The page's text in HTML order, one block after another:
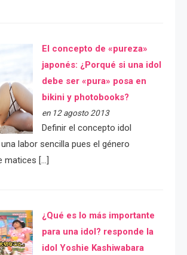
El concepto de «pureza»
japonés: ¿Porqué si una idol
debe ser «pura» posa en
bikini y photobooks?
en 12 agosto 2013
Definir el concepto idol
labor sencilla pues el género
matices […]
¿Qué es lo más importante
para una idol? responde la
idol Yoshie Kashiwabara